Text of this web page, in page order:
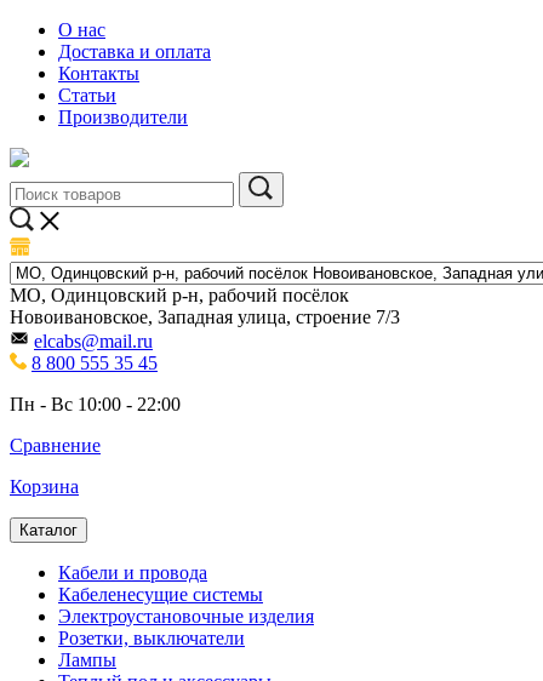
О нас
Доставка и оплата
Контакты
Статьи
Производители
МО, Одинцовский р-н, рабочий посёлок
Новоивановское, Западная улица, строение 7/3
elcabs@mail.ru
8 800 555 35 45
Пн - Вс 10:00 - 22:00
Сравнение
Корзина
Каталог
Кабели и провода
Кабеленесущие системы
Электроустановочные изделия
Розетки, выключатели
Лампы